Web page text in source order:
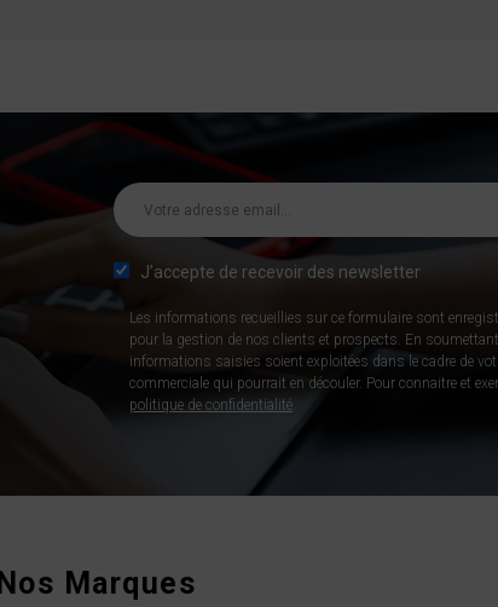
J’accepte de recevoir des newsletter
Les informations recueillies sur ce formulaire sont
pour la gestion de nos clients et prospects. En
informations saisies soient exploitées dans le cadre de
commerciale qui pourrait en découler. Pour connaitre et
politique de confidentialité.
Nos Marques